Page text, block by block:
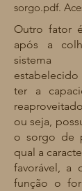
sorgo.pdf.
Outro fator
após a
sistema
ter a
ou seja,
o sorgo de
qual a
favorável, a
função o